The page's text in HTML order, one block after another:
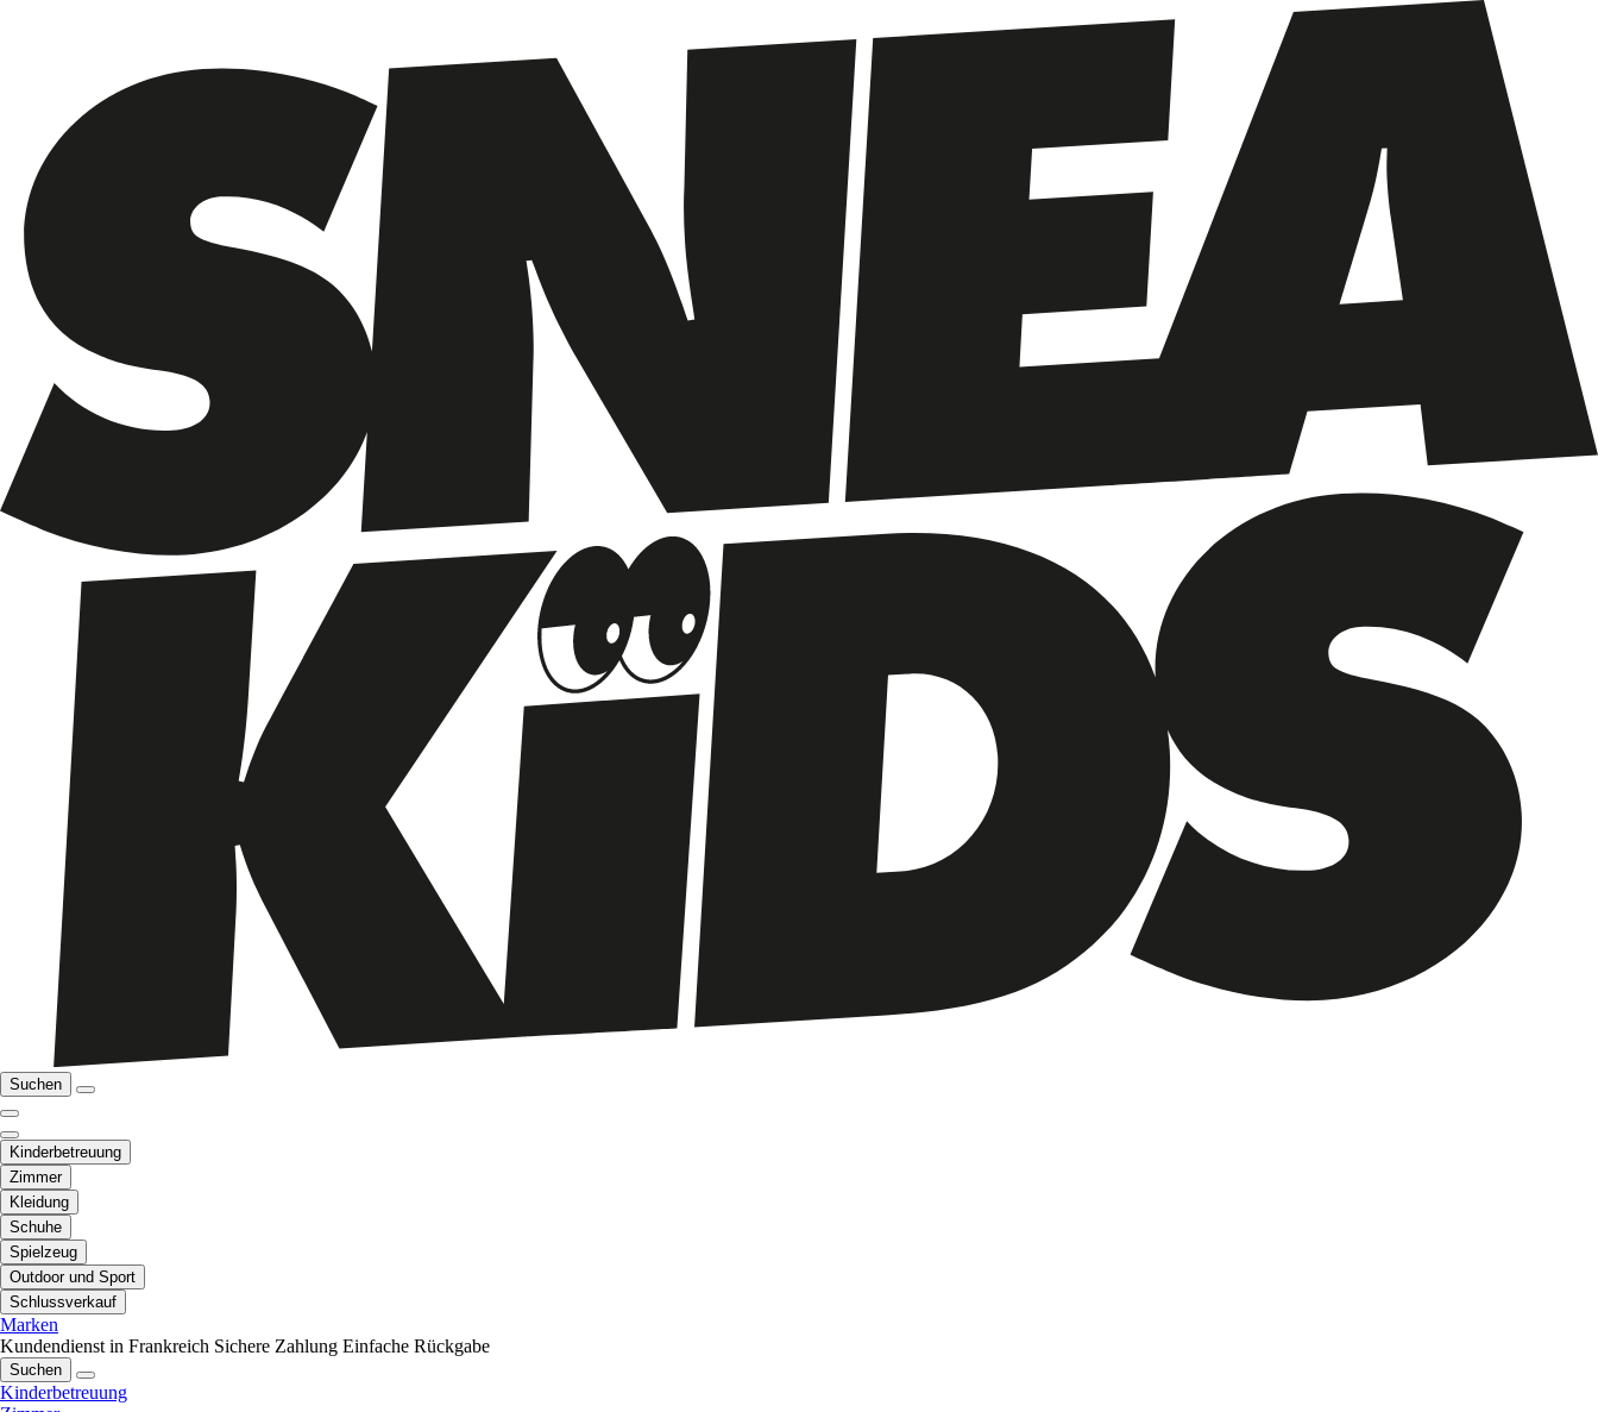
Suchen
Kinderbetreuung
Zimmer
Kleidung
Schuhe
Spielzeug
Outdoor und Sport
Schlussverkauf
Marken
Kundendienst in Frankreich Sichere Zahlung Einfache Rückgabe
Suchen
Kinderbetreuung